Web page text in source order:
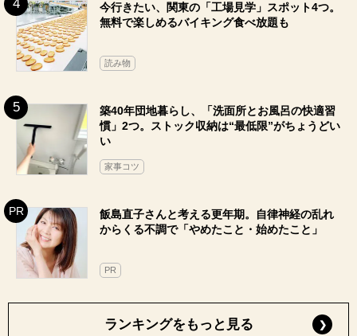
今行きたい、関東の「工場見学」スポット4つ。
無料で楽しめるバイキング食べ放題も
読み物
築40年団地暮らし、「洗面所とお風呂の快適習
慣」2つ。ストック収納は“最低限”がちょうどい
い
家事コツ
飯島直子さんと考える更年期。自律神経の乱れ
からくる不調で「やめたこと・始めたこと」
PR
ランキングをもっと見る